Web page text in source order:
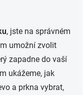
, jste na správném
umožní zvolit
zapadne do vaší
ukážeme, jak
a prkna vybrat,